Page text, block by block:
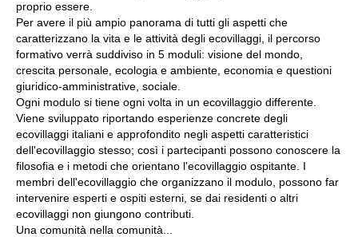
proprio essere.
Per avere il più ampio panorama di tutti gli aspetti che
caratterizzano la vita e le attività degli ecovillaggi, il percorso
formativo verrà suddiviso in 5 moduli: visione del mondo,
crescita personale, ecologia e ambiente, economia e questioni
giuridico-amministrative, sociale.
Ogni modulo si tiene ogni volta in un ecovillaggio differente.
Viene sviluppato riportando esperienze concrete degli
ecovillaggi italiani e approfondito negli aspetti caratteristici
dell'ecovillaggio stesso; così i partecipanti possono conoscere la
filosofia e i metodi che orientano l'ecovillaggio ospitante. I
membri dell'ecovillaggio che organizzano il modulo, possono far
intervenire esperti e ospiti esterni, se dai residenti o altri
ecovillaggi non giungono contributi.
Una comunità nella comunità...